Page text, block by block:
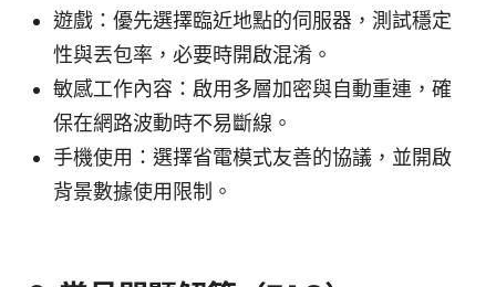
遊戲：優先選擇臨近地點的伺服器，測試穩定
性與丟包率，必要時開啟混淆。
敏感工作內容：啟用多層加密與自動重連，確
保在網路波動時不易斷線。
手機使用：選擇省電模式友善的協議，並開啟
背景數據使用限制。